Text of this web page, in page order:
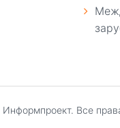
Информпроект. Все